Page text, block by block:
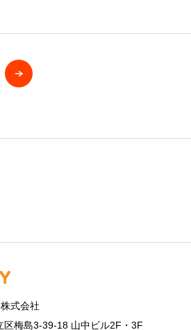
式会社
梅島3-39-18 山中ビル2F・3F